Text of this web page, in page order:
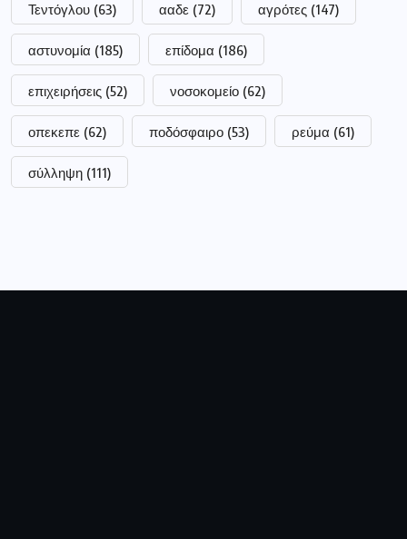
Τεντόγλου (63) ααδε (72) αγρότες (147)
αστυνομία (185) επίδομα (186)
επιχειρήσεις (52) νοσοκομείο (62)
οπεκεπε (62) ποδόσφαιρο (53) ρεύμα (61)
σύλληψη (111)